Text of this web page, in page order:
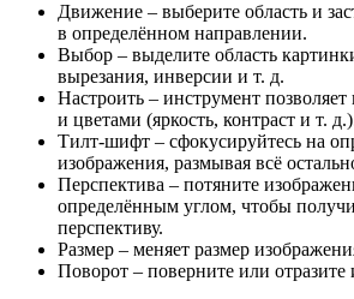
Движение – выберите область и
в определённом направлении.
Выбор – выделите область
вырезания, инверсии и т. д.
Настроить – инструмент
и цветами (яркость, контраст и т.
Тилт-шифт – сфокусируйтесь на
изображения, размывая всё
Перспектива – потяните
определённым углом, чтобы
перспективу.
Размер – меняет размер
Поворот – поверните или отразите